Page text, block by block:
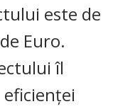
este de
Euro.
îl